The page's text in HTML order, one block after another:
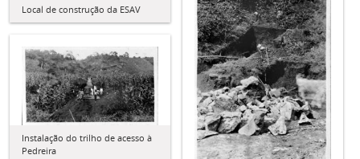
Local de construção da ESAV
Instalação do trilho de acesso à
Pedreira